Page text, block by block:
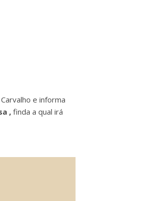
e informa
, finda a qual irá